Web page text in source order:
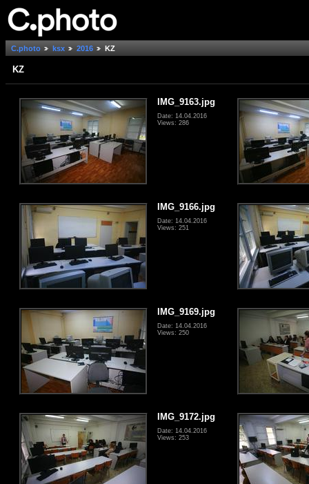
C.photo ksx 2016 KZ
KZ
IMG_9163.jpg
Date: 14.04.2016
Views: 286
IMG_9166.jpg
Date: 14.04.2016
Views: 251
IMG_9169.jpg
Date: 14.04.2016
Views: 250
IMG_9172.jpg
Date: 14.04.2016
Views: 253